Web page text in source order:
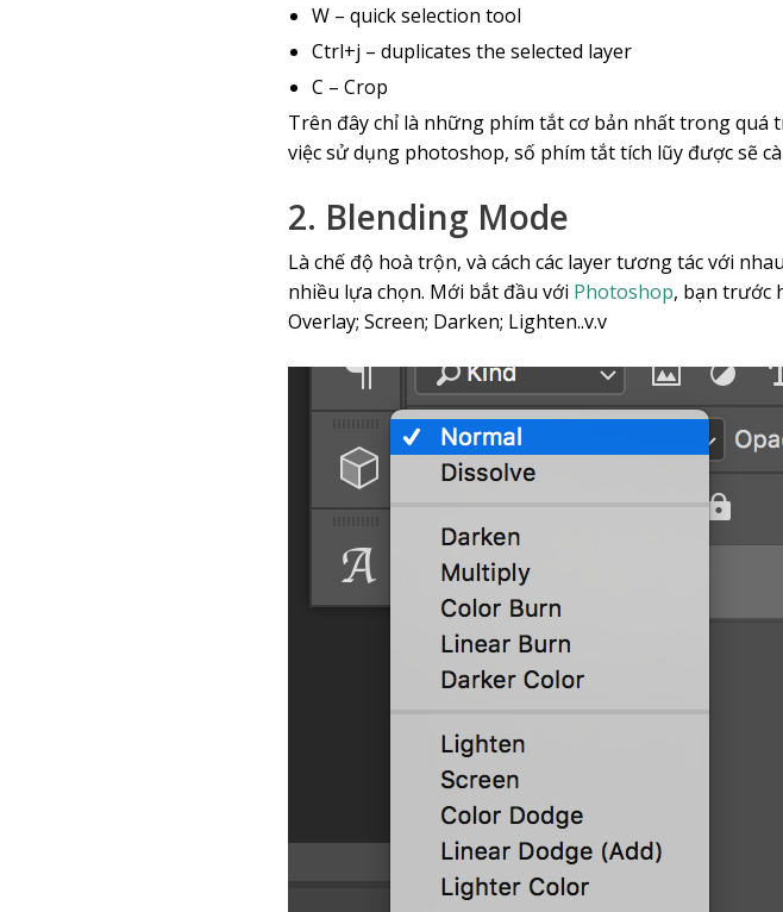
W – quick selection tool
Ctrl+j – duplicates the selected layer
C – Crop
Trên đây chỉ là những phím tắt cơ bản nhất trong quá
việc sử dụng photoshop, số phím tắt tích lũy được sẽ
2. Blending Mode
Là chế độ hoà trộn, và cách các layer tương tác với
nhiều lựa chọn. Mới bắt đầu với Photoshop, bạn trước
Overlay; Screen; Darken; Lighten..v.v